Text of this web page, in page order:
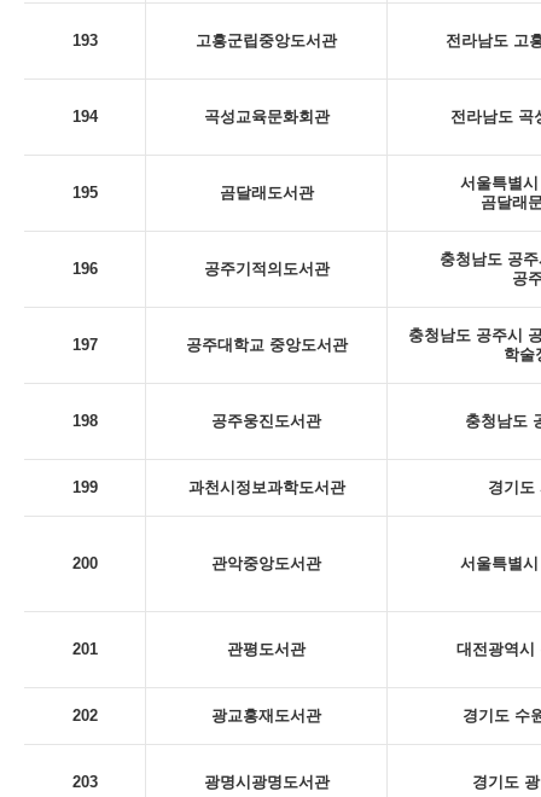
193 고흥군립중앙도서관 전라남도 고
194 곡성교육문화회관 전라남도 곡
195 곰달래도서관
서울특별
곰달래
196 공주기적의도서관
충청남도 공
공
197 공주대학교 중앙도서관
충청남도 공주시
학술
198 공주웅진도서관 충청남도
199 과천시정보과학도서관 경기도
200 관악중앙도서관 서울특별
201 관평도서관 대전광역시
202 광교홍재도서관 경기도 수
203 광명시광명도서관 경기도